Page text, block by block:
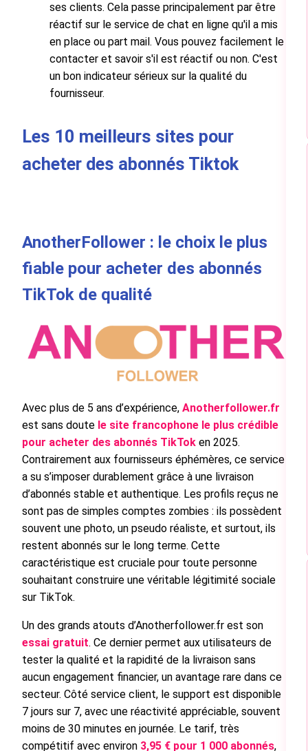
ses clients. Cela passe principalement par être
réactif sur le service de chat en ligne qu'il a mis
en place ou part mail. Vous pouvez facilement le
contacter et savoir s'il est réactif ou non. C'est
un bon indicateur sérieux sur la qualité du
fournisseur.
Les 10 meilleurs sites pour
acheter des abonnés Tiktok
AnotherFollower : le choix le plus
fiable pour acheter des abonnés
TikTok de qualité
Avec plus de 5 ans d’expérience, Anotherfollower.fr
est sans doute le site francophone le plus crédible
pour acheter des abonnés TikTok en 2025.
Contrairement aux fournisseurs éphémères, ce service
a su s’imposer durablement grâce à une livraison
d’abonnés stable et authentique. Les profils reçus ne
sont pas de simples comptes zombies : ils possèdent
souvent une photo, un pseudo réaliste, et surtout, ils
restent abonnés sur le long terme. Cette
caractéristique est cruciale pour toute personne
souhaitant construire une véritable légitimité sociale
sur TikTok.
Un des grands atouts d’Anotherfollower.fr est son
essai gratuit. Ce dernier permet aux utilisateurs de
tester la qualité et la rapidité de la livraison sans
aucun engagement financier, un avantage rare dans ce
secteur. Côté service client, le support est disponible
7 jours sur 7, avec une réactivité appréciable, souvent
moins de 30 minutes en journée. Le tarif, très
compétitif avec environ 3,95 € pour 1 000 abonnés,